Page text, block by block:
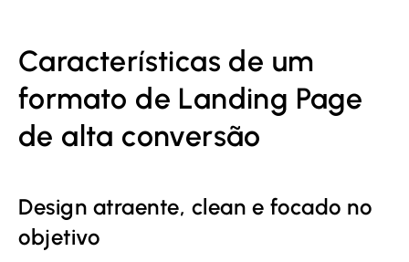
Características de um
formato de Landing Page
de alta conversão
Design atraente, clean e focado no
objetivo